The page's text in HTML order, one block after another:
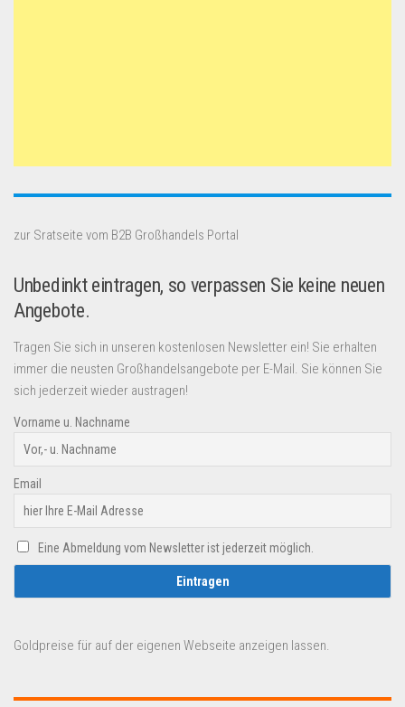
zur Sratseite vom B2B Großhandels Portal
Unbedinkt eintragen, so verpassen Sie keine neuen
Angebote.
Tragen Sie sich in unseren kostenlosen Newsletter ein! Sie erhalten
immer die neusten Großhandelsangebote per E-Mail. Sie können Sie
sich jederzeit wieder austragen!
Vorname u. Nachname
Email
Eine Abmeldung vom Newsletter ist jederzeit möglich.
Goldpreise für auf der eigenen Webseite anzeigen lassen.